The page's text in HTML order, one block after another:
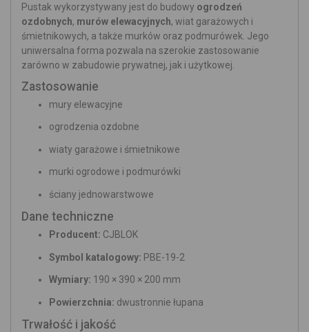
Pustak wykorzystywany jest do budowy ogrodzeń
ozdobnych, murów elewacyjnych, wiat garażowych i
śmietnikowych, a także murków oraz podmurówek. Jego
uniwersalna forma pozwala na szerokie zastosowanie
zarówno w zabudowie prywatnej, jak i użytkowej.
Zastosowanie
mury elewacyjne
ogrodzenia ozdobne
wiaty garażowe i śmietnikowe
murki ogrodowe i podmurówki
ściany jednowarstwowe
Dane techniczne
Producent: CJBLOK
Symbol katalogowy: PBE-19-2
Wymiary: 190 × 390 × 200 mm
Powierzchnia: dwustronnie łupana
Trwałość i jakość